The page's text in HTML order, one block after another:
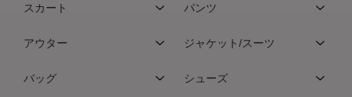
スカート パンツ
アウター ジャケット/スーツ
バッグ シューズ